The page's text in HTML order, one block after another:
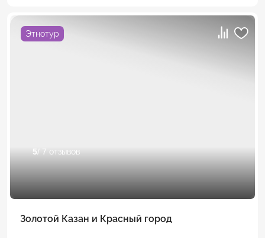
Этнотур
5/ 7 отзывов
Золотой Казан и Красный город